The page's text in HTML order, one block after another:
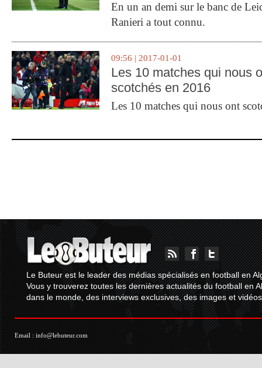
En un an demi sur le banc de
Ranieri a tout connu.
09:56 | 2017-01-01
Les 10 matches qui nous
scotchés en 2016
Les 10 matches qui nous ont
Le Buteur est le leader des médias spécialisés en football en
Vous y trouverez toutes les dernières actualités du football en
dans le monde, des interviews exclusives, des images et
Email : info@lebuteur.com